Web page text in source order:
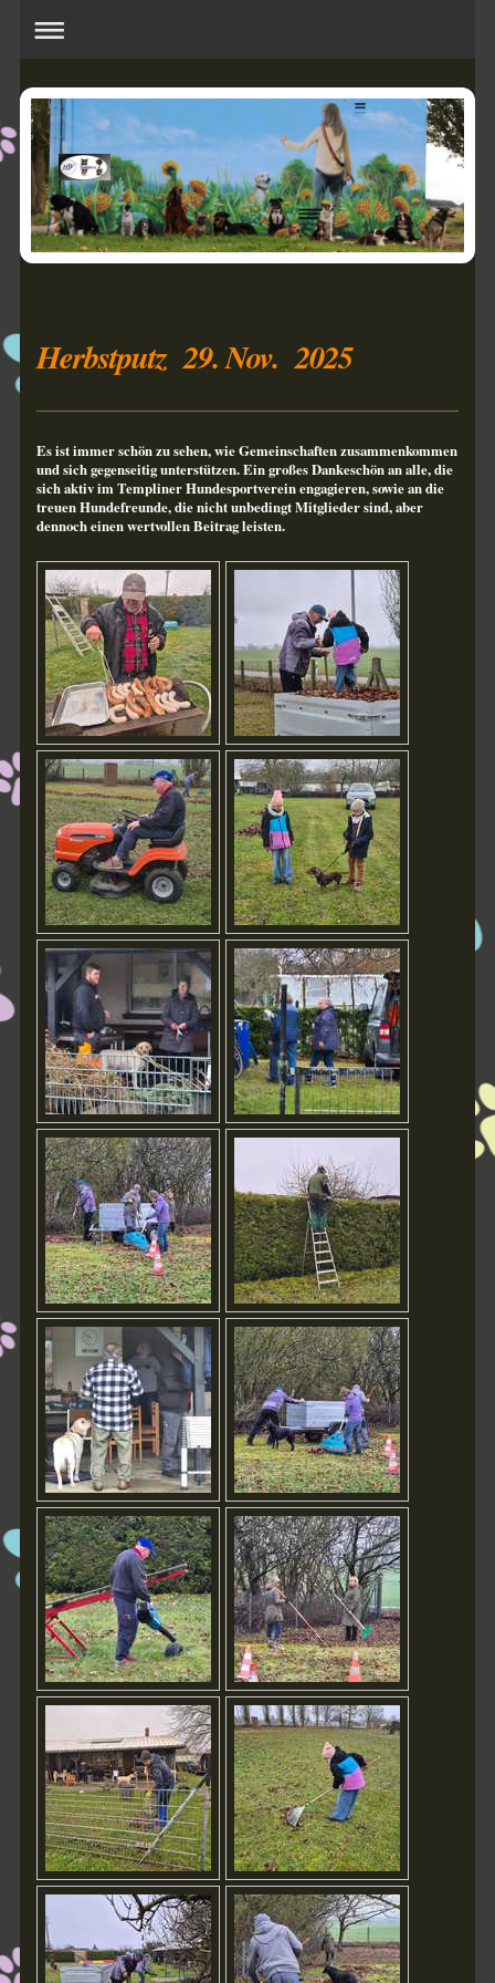
Herbstputz 29. Nov. 2025
Es ist immer schön zu sehen, wie Gemeinschaften zusammenkommen
und sich gegenseitig unterstützen. Ein großes Dankeschön an alle, die
sich aktiv im Templiner Hundesportverein engagieren, sowie an die
treuen Hundefreunde, die nicht unbedingt Mitglieder sind, aber
dennoch einen wertvollen Beitrag leisten.